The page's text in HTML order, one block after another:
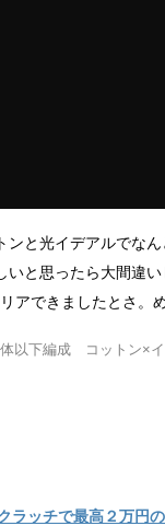
と光イデアルでな
いと思ったら大間違
できましたとさ。
以下編成 コットン×
ラッチで最高２万円